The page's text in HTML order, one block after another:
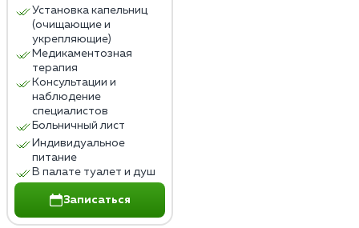
Установка капельниц
(очищающие и
укрепляющие)
Медикаментозная
терапия
Консультации и
наблюдение
специалистов
Больничный лист
Индивидуальное
питание
В палате туалет и душ
Записаться